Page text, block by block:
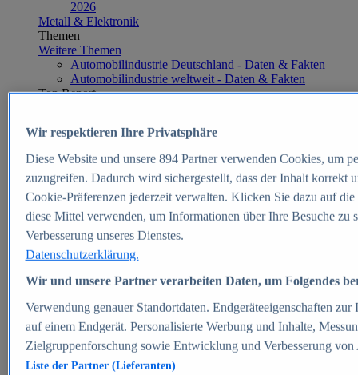
2026
Metall & Elektronik
Themen
Weitere Themen
Automobilindustrie Deutschland - Daten & Fakten
Automobilindustrie weltweit - Daten & Fakten
Top Report
Zum Report
E-commerce
Beliebte Statistiken
Aktuelle Statistiken
E-Commerce - Entwicklung des Umsatzes in
Deutschland 1999-2025
Umsatz von Amazon in Deutschland und weltweit
2010-2025
B2C-E-Commerce: Top-50 Online Shops in
Deutschland 2024
Marktanteile von Online-Zahlungsverfahren in
Deutschland 2024
Umsatzstarke Warengruppen im Online-Handel in
Deutschland 2023-2025
Wir respektieren Ihre Privatsphäre
Diese Website und unsere 894Partner verwenden Cookies, um
zuzugreifen. Dadurch wird sichergestellt, dass der Inhalt korrekt
Cookie-Präferenzen jederzeit verwalten. Klicken Sie dazu auf
diese Mittel verwenden, um Informationen über Ihre Besuche
Verbesserung unseres Dienstes.
Datenschutzerklärung.
Wir und unsere Partner verarbeiten Daten, um Folgendes
Verwendung genauer Standortdaten. Endgeräteeigenschaften
auf einem Endgerät. Personalisierte Werbung und Inhalte,
Zielgruppenforschung sowie Entwicklung und Verbesserung von
Liste der Partner (Lieferanten)